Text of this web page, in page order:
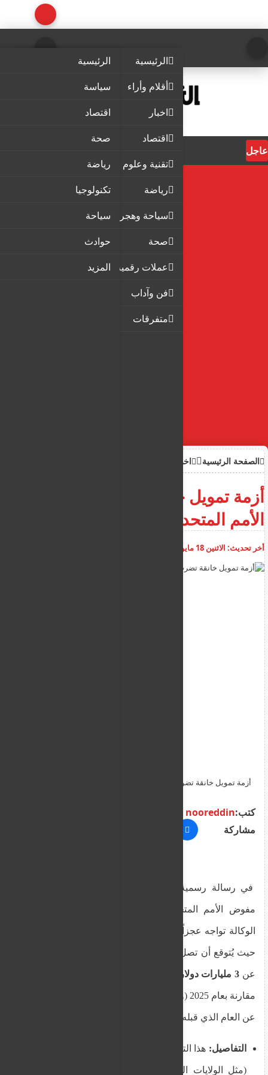
الرئيسية
أقلام وأراء
اخبار
اقتصاد
تقنية وعلوم
رياضة
سياحة وهجرة
صحة
عملات رقمية
فن وآداب
متفرقات
الرئيسية
سياسة
اقتصاد
صحة
رياضة
تكنولوجيا
سياحة
حوادث
المزيد
عاجل
الصفحة الرئيسية اخبار
أزمة تمويل خانقة تضرب وكالة
الأمم المتحدة للاجئين (UNHCR)
أخر تحديث: الاثنين 18 مايو 2026
أزمة تمويل خانقة تضرب وكالة الأمم المتحدة للاجئين (UNHCR)
كتب:nooreddin
مشاركة
في رسالة رسمية جرى تداولها اليوم الاثنين، أعلن
مفوض الأمم المتحدة السامي لشؤون اللاجئين أن
حيث يُتوقع أن تصل الميزانية المتاحة إلى ما يزيد قليلاً
عن 3 مليارات دولار
عن العام الذي قبله).
التفاصيل: هذا التراجع ناتج عن قيام مانحين رئيسيين
(مثل الولايات المتحدة ودول غربية أخرى) بخفض